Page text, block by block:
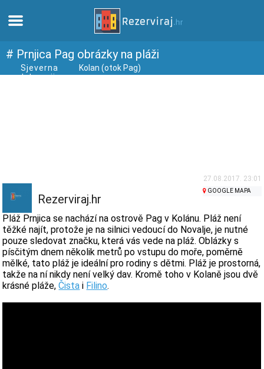
Domů
Webkamery
Seznamte se s Chorvatskem
Muzea
# Prnjica Pag obrázky na pláži
Sjeverna
dalmacija
Kolan (otok Pag)
27.08.2017. 23:01
Rezerviraj.hr
GOOGLE MAPA
Pláž Prnjica se nachází na ostrově Pag v Kolánu. Pláž není
těžké najít, protože je na silnici vedoucí do Novalje, je nutné
pouze sledovat značku, která vás vede na pláž. Oblázky s
písčitým dnem několik metrů po vstupu do moře, poměrně
mělké, tato pláž je ideální pro rodiny s dětmi. Pláž je prostorná,
takže na ní nikdy není velký dav. Kromě toho v Kolaně jsou dvě
krásné pláže,Čista i Filino.